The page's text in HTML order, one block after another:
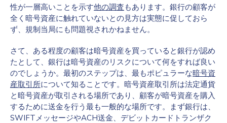
性が一層高いことを示す他の調査 もあります。銀行の顧客が
全く暗号資産に触れていないとの見方は実態に促しておら
ず、規制当局にも問題視されかねません。
さて、ある程度の顧客は暗号資産を買っていると銀行が認め
たとして、銀行は暗号資産のリスクについて何をすれば良い
のでしょうか。最初のステップは、最もポピュラーな暗号資
産取引所について知ることです。暗号資産取引所は法定通貨
と暗号資産が取引される場所であり、顧客が暗号資産を購入
するために送金を行う最も一般的な場所です。まず銀行は、
SWIFTメッセージやACH送金、デビットカードトランザク